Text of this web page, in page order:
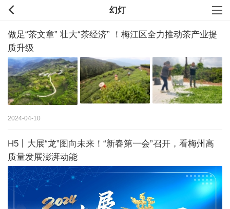
幻灯
做足“茶文章” 壮大“茶经济” ！梅江区全力推动茶产业提
质升级
2024-04-10
H5丨大展“龙”图向未来！“新春第一会”召开，看梅州高
质量发展澎湃动能